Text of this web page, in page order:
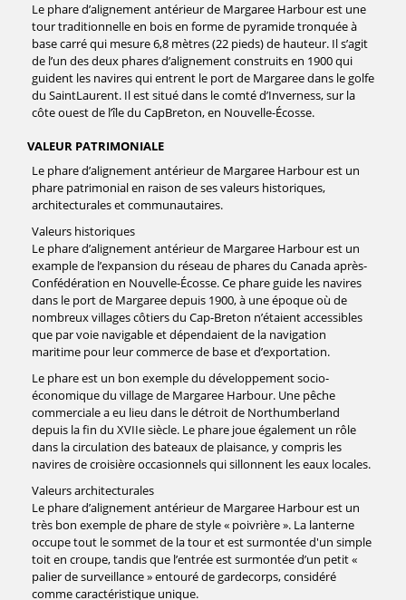
Le phare d’alignement antérieur de Margaree Harbour est une
tour traditionnelle en bois en forme de pyramide tronquée à
base carré qui mesure 6,8 mètres (22 pieds) de hauteur. Il s’agit
de l’un des deux phares d’alignement construits en 1900 qui
guident les navires qui entrent le port de Margaree dans le golfe
du SaintLaurent. Il est situé dans le comté d’Inverness, sur la
côte ouest de l’île du CapBreton, en Nouvelle-Écosse.
VALEUR PATRIMONIALE
Le phare d’alignement antérieur de Margaree Harbour est un
phare patrimonial en raison de ses valeurs historiques,
architecturales et communautaires.
Valeurs historiques
Le phare d’alignement antérieur de Margaree Harbour est un
example de l’expansion du réseau de phares du Canada après-
Confédération en Nouvelle-Écosse. Ce phare guide les navires
dans le port de Margaree depuis 1900, à une époque où de
nombreux villages côtiers du Cap-Breton n’étaient accessibles
que par voie navigable et dépendaient de la navigation
maritime pour leur commerce de base et d’exportation.
Le phare est un bon exemple du développement socio-
économique du village de Margaree Harbour. Une pêche
commerciale a eu lieu dans le détroit de Northumberland
depuis la fin du XVIIe siècle. Le phare joue également un rôle
dans la circulation des bateaux de plaisance, y compris les
navires de croisière occasionnels qui sillonnent les eaux locales.
Valeurs architecturales
Le phare d’alignement antérieur de Margaree Harbour est un
très bon exemple de phare de style « poivrière ». La lanterne
occupe tout le sommet de la tour et est surmontée d'un simple
toit en croupe, tandis que l’entrée est surmontée d’un petit «
palier de surveillance » entouré de gardecorps, considéré
comme caractéristique unique.